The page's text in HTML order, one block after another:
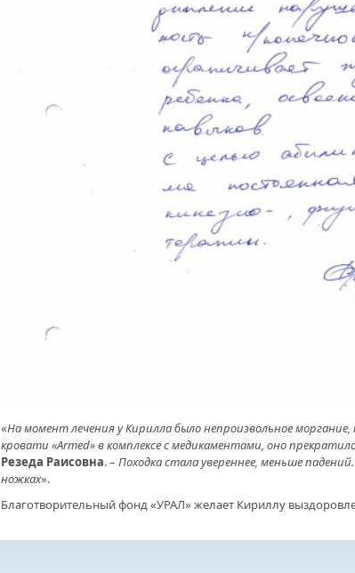
ДО ГЛУБИНЫ ДУШИ. ФИЛЬМЫ БУЛАТА
ЮСУПОВА ПОКАЗАЛИ В КАЗАХСТАНЕ
ЛЮБОЙ КОГДА-ТО ПОСТАРЕЕТ.
ИНТЕРВЬЮ С ГЛАВРЕДОМ ГАЗЕТЫ
«ВЕТЕРАН БАШКОРТОСТАНА»
МЕМОРИАЛ СОБРАЛ СОСЛУЖИВЦЕВ. УФА
ОБРАЗОВАНИЯ ПОГРАНИЧНЫХ ВОЙСК
РАК
«На момент лечения у Кирилла было непроизвольное моргание,
кровати «Armed» в комплексе с медикаментами, оно
Резеда Раисовна. – Походка стала увереннее, меньше
ножках».
Благотворительный фонд «УРАЛ» желает Кириллу